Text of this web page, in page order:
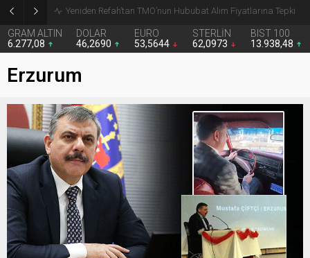
CHP’de Günaydın ve Başarır’ın grup başkanvekilliği düştü
GRAM ALTIN
6.277,08
DOLAR
46,2690
EURO
53,5644
STERLİN
62,0973
BIST 100
13.938,48
Erzurum